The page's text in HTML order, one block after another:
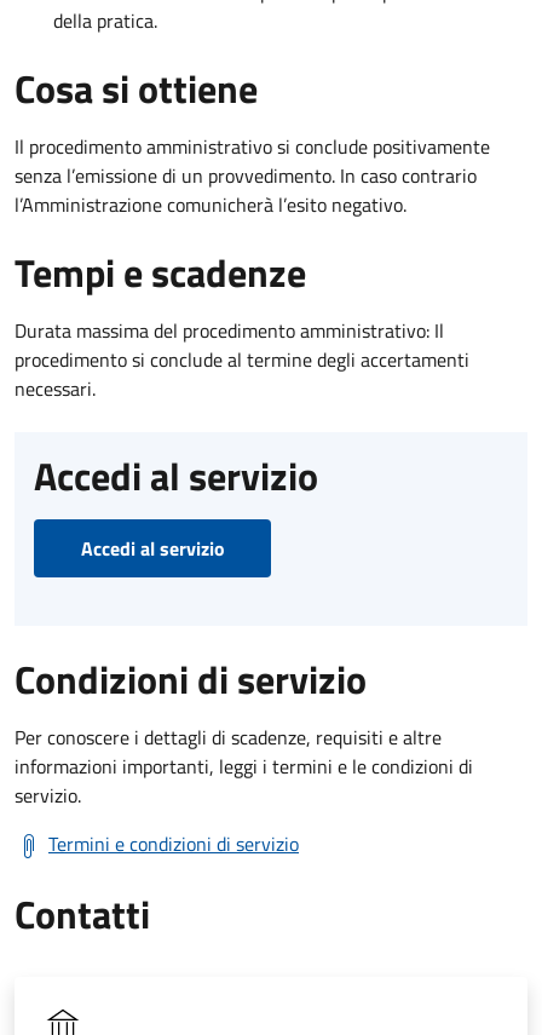
della pratica.
Cosa si ottiene
Il procedimento amministrativo si conclude positivamente
senza l’emissione di un provvedimento. In caso contrario
l’Amministrazione comunicherà l’esito negativo.
Tempi e scadenze
Durata massima del procedimento amministrativo: Il
procedimento si conclude al termine degli accertamenti
necessari.
Accedi al servizio
Accedi al servizio
Condizioni di servizio
Per conoscere i dettagli di scadenze, requisiti e altre
informazioni importanti, leggi i termini e le condizioni di
servizio.
Termini e condizioni di servizio
Contatti